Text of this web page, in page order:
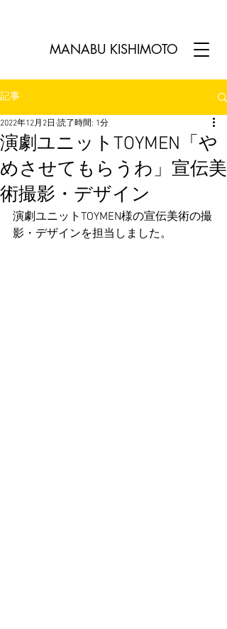
MANABU KISHIMOTO​
記事
演劇ユニットTOYMEN「や
めさせてもらうわ」宣伝美
術撮影・デザイン
2022年12月2日 読了時間: 1分
演劇ユニットTOYMEN様の宣伝美術の撮
影・デザインを担当しました。